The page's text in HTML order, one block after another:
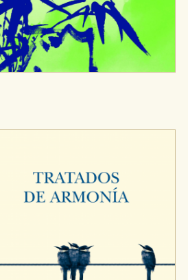
Cookies necesarias
Estas cookies son necesarias para
hacerlo desde el navegador, pero
Cookies de rendimiento y analíticas
Estas cookies se utilizan para
Estas cookies son gestionadas
otros sitios. No almacenan
GUARDAR CONFIGURACIÓN
Puede consultar nuestrapolítica de